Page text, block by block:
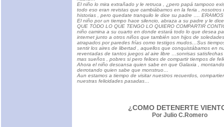
El niño lo mira extrañado y le retruca , ¿pero papá tampoco
todo eso eran revistas que cambiábamos en la feria , nosotros
historias , pero quedate tranquilo le dice su padre ….
El niño por un tiempo hace silencio, abraza a su padre y le dice
QUE TODO LO QUE TENGO LO QUIERO COMPARTIR
niño camina a su cuarto en donde estará todo lo que desea
internet junto a otros niños que también son hijos de
atrapados por paredes frías como testigos mudos…Sus
sentir los aires de libertad , aquellos que conquistábamos en
reventadas de tantos juegos al aire libre …sonrisas
mas sueños , pobres si pero felices de compartir tiempos de
Ahora el niño descansa quien sabe en que Galaxia ,
derrotando quien sabe que monstruo…
Aun estamos a tiempo de visitar nuestros recuerdos,
nuestras felicidades pasadas…
¿COMO DETENERTE
Por Julio C.Romero